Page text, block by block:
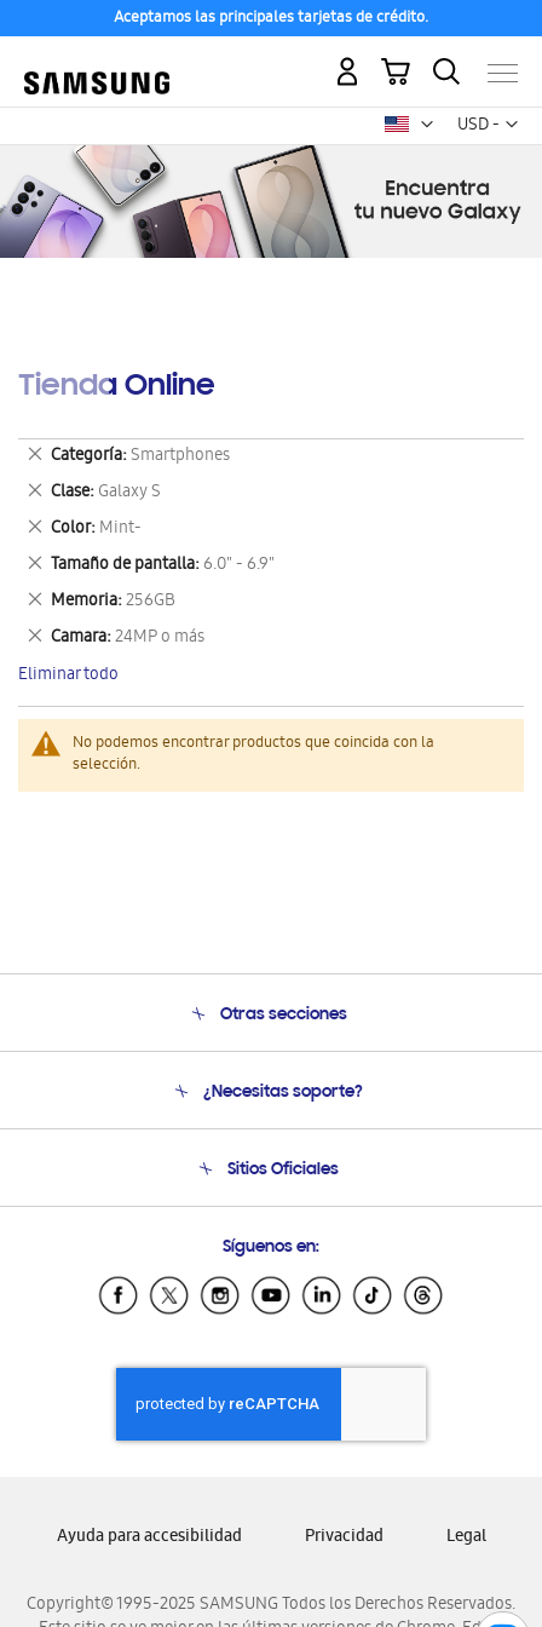
Aceptamos las principales tarjetas de crédito.
USD -
dólar
Mi carrito
Tienda Online
No podemos encontrar productos que coincida con la
selección.
Categoría Smartphones
Eliminar
este
artículo
Clase Galaxy S
Eliminar
este
artículo
Color Mint-
Eliminar
este
artículo
Tamaño de pantalla 6.0" - 6.9"
Eliminar
este
artículo
Memoria 256GB
Eliminar
este
artículo
Camara 24MP o más
Eliminar
este
artículo
Eliminar todo
Otras secciones
Soporte
Condiciones de Compra
¿Necesitas soporte?
Soporte vía eMail
Sitios Oficiales
Samsung Ecuador
Samsung El Salvador
Samsung Honduras
Samsung Nicaragua
Samsung Panamá
Samsung Venezuela
Síguenos en:
Copyright© 1995-2025 SAMSUNG Todos los Derechos Reservados.
Ayuda para accesibilidad Privacidad Legal